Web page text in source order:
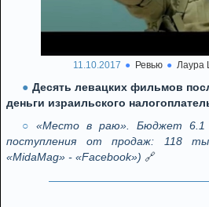
11.10.2017 Ревью Лаура
Десять левацких фильмов
деньги израильского
«Место в раю». Бюджет 6.1
поступления от продаж: 118
«MidaMag» - «Facebook») 🔗